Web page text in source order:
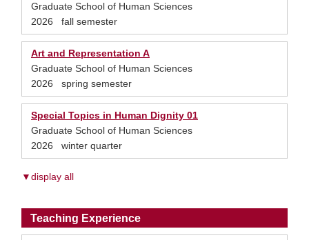
Graduate School of Human Sciences
2026 fall semester
Art and Representation A
Graduate School of Human Sciences
2026 spring semester
Special Topics in Human Dignity 01
Graduate School of Human Sciences
2026 winter quarter
▼display all
Teaching Experience